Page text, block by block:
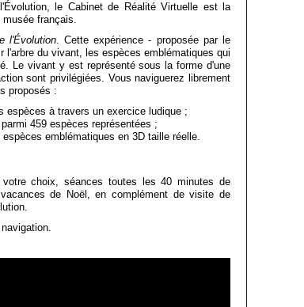
le Cabinet de Réalité Virtuelle est la
musée français.
l'Évolution. Cette expérience - proposée par le
l'arbre du vivant, les espèces emblématiques qui
Le vivant y est représenté sous la forme d'une
sont privilégiées. Vous naviguerez librement
proposés :
espèces à travers un exercice ludique ;
459 espèces représentées ;
emblématiques en 3D taille réelle.
choix, séances toutes les 40 minutes de
de Noël, en complément de visite de